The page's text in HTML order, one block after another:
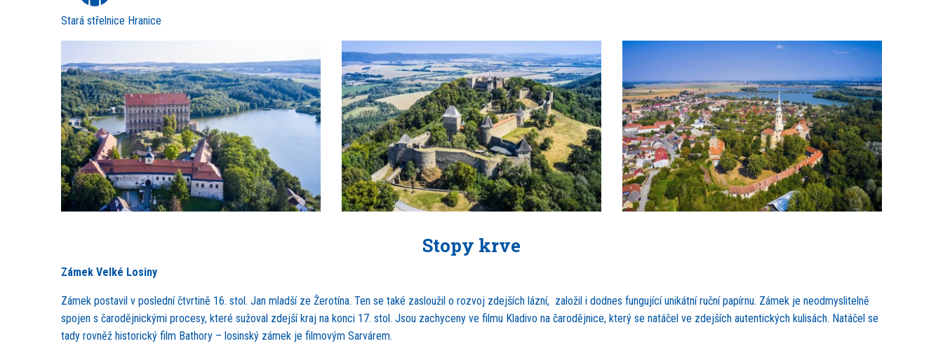
Stará střelnice Hranice
Stopy krve
Zámek Velké Losiny
Zámek postavil v poslední čtvrtině 16. stol. Jan mladší ze Žerotína. Ten se také zasloužil o rozvoj zdejších lázní, založil i dodnes fungující unikátní ruční papírnu. Zámek je neodmyslitelně
spojen s čarodějnickými procesy, které sužoval zdejší kraj na konci 17. stol. Jsou zachyceny ve filmu Kladivo na čarodějnice, který se natáčel ve zdejších autentických kulisách. Natáčel se
tady rovněž historický film Bathory – losinský zámek je filmovým Sarvárem.